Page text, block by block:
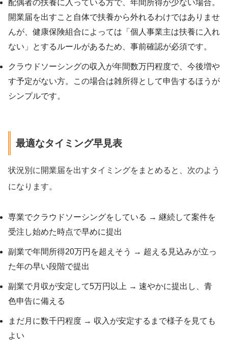
配偶者の扶養に入っている方で、年間所得が少ない場合。
開業届を出すこと自体で扶養から外れるわけではありませ
んが、健康保険組合によっては「個人事業主は扶養に入れ
ない」とするルールがあるため、事前確認が必須です。
クラウドソーシングの収入が年間数万円程度で、今後増や
す予定がない方。この場合は雑所得として申告するほうが
シンプルです。
最適なタイミング早見表
状況別に開業届を出すタイミングをまとめると、次のよう
になります。
専業でクラウドソーシングをしている → 継続して案件を
受注し始めた時点で早めに提出
副業で年間所得20万円を超えそう → 超える見込みが立っ
た年の早い段階で提出
副業で月収が安定して5万円以上 → 速やかに提出し、青
色申告に備える
まだ月に数千円程度 → 収入が安定するまで様子を見ても
よい